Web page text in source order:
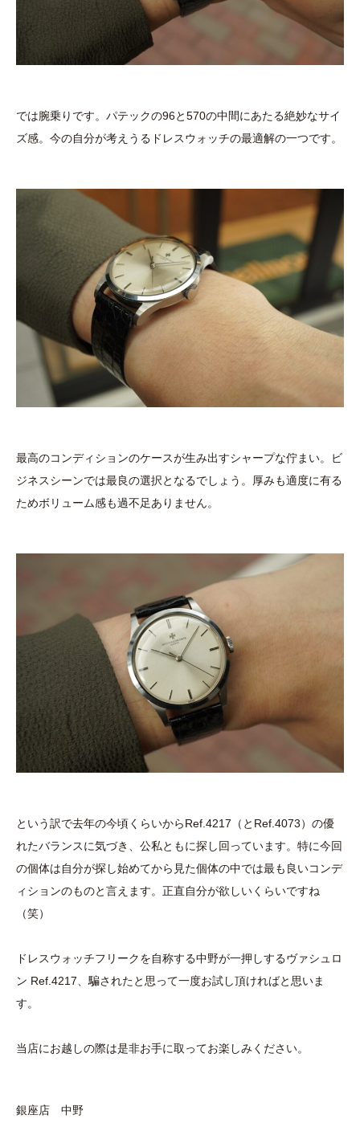
では腕乗りです。パテックの96と570の中間にあたる絶妙なサイ
ズ感。今の自分が考えうるドレスウォッチの最適解の一つです。
最高のコンディションのケースが生み出すシャープな佇まい。ビ
ジネスシーンでは最良の選択となるでしょう。厚みも適度に有る
ためボリューム感も過不足ありません。
という訳で去年の今頃くらいからRef.4217（とRef.4073）の優
れたバランスに気づき、公私ともに探し回っています。特に今回
の個体は自分が探し始めてから見た個体の中では最も良いコンデ
ィションのものと言えます。正直自分が欲しいくらいですね
（笑）
ドレスウォッチフリークを自称する中野が一押しするヴァシュロ
ン Ref.4217、騙されたと思って一度お試し頂ければと思いま
す。
当店にお越しの際は是非お手に取ってお楽しみください。
銀座店 中野